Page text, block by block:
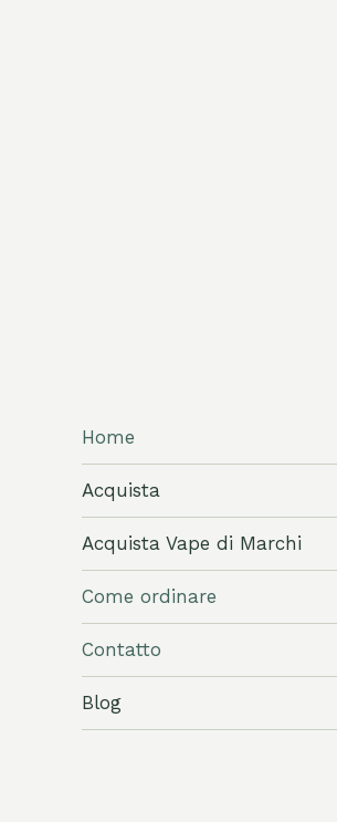
Home
Acquista
Acquista Vape di Marchi
Come ordinare
Contatto
Blog